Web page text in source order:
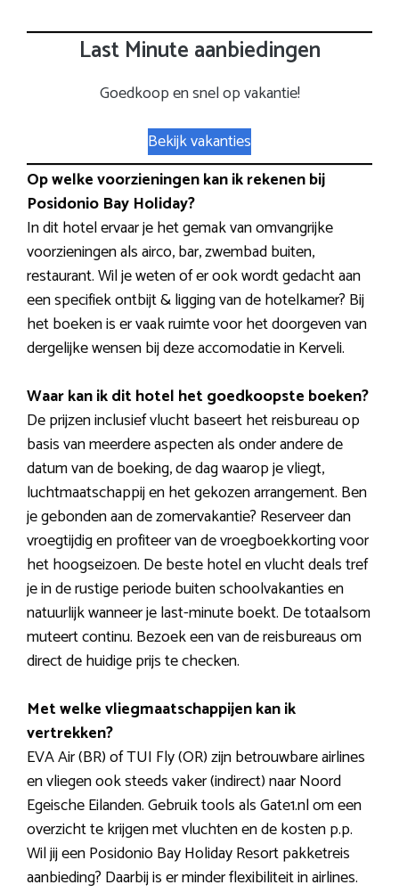
Last Minute aanbiedingen
Goedkoop en snel op vakantie!
Bekijk vakanties
Op welke voorzieningen kan ik rekenen bij
Posidonio Bay Holiday?
In dit hotel ervaar je het gemak van omvangrijke
voorzieningen als airco, bar, zwembad buiten,
restaurant. Wil je weten of er ook wordt gedacht aan
een specifiek ontbijt & ligging van de hotelkamer? Bij
het boeken is er vaak ruimte voor het doorgeven van
dergelijke wensen bij deze accomodatie in Kerveli.
Waar kan ik dit hotel het goedkoopste boeken?
De prijzen inclusief vlucht baseert het reisbureau op
basis van meerdere aspecten als onder andere de
datum van de boeking, de dag waarop je vliegt,
luchtmaatschappij en het gekozen arrangement. Ben
je gebonden aan de zomervakantie? Reserveer dan
vroegtijdig en profiteer van de vroegboekkorting voor
het hoogseizoen. De beste hotel en vlucht deals tref
je in de rustige periode buiten schoolvakanties en
natuurlijk wanneer je last-minute boekt. De totaalsom
muteert continu. Bezoek een van de reisbureaus om
direct de huidige prijs te checken.
Met welke vliegmaatschappijen kan ik
vertrekken?
EVA Air (BR) of TUI Fly (OR) zijn betrouwbare airlines
en vliegen ook steeds vaker (indirect) naar Noord
Egeische Eilanden. Gebruik tools als Gate1.nl om een
overzicht te krijgen met vluchten en de kosten p.p.
Wil jij een Posidonio Bay Holiday Resort pakketreis
aanbieding? Daarbij is er minder flexibiliteit in airlines.